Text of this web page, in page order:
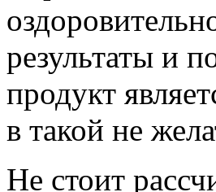
результаты и
продукт
в такой не
Не стоит